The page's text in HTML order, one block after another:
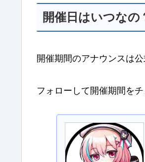
開催日はいつなの
開催期間のアナウンスは
フォローして開催期間をチ